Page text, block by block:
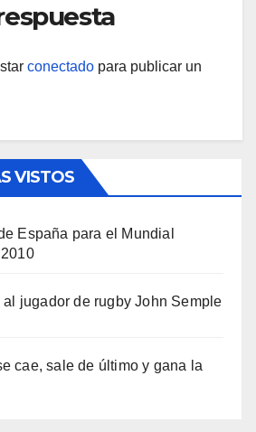
conectado para publicar un
VISTOS
España para el Mundial
al jugador de rugby John Semple
cae, sale de último y gana la